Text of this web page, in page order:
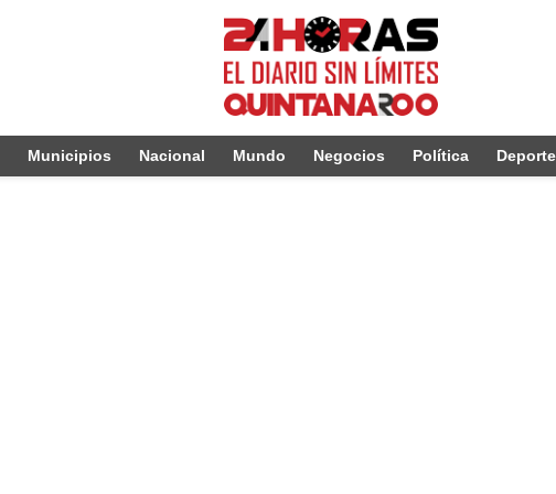
Municipios Nacional Mundo Negocios Política